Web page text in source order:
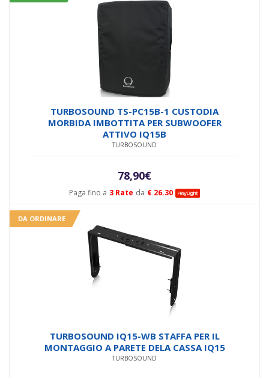
Paga fino a 3 Rate da € 26.30
TURBOSOUND TS-PC15B-1 CUSTODIA
MORBIDA IMBOTTITA PER SUBWOOFER
ATTIVO IQ15B
TURBOSOUND
78,90€
DA ORDINARE
TURBOSOUND IQ15-WB STAFFA PER IL
MONTAGGIO A PARETE DELA CASSA IQ15
TURBOSOUND